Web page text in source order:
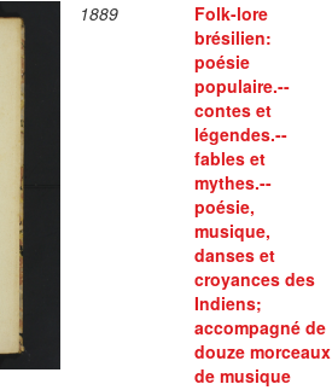
1889
Folk-lore
brésilien:
poésie
populaire.--
contes et
légendes.--
fables et
mythes.--
poésie,
musique,
danses et
croyances des
Indiens;
accompagné de
douze morceaux
de musique